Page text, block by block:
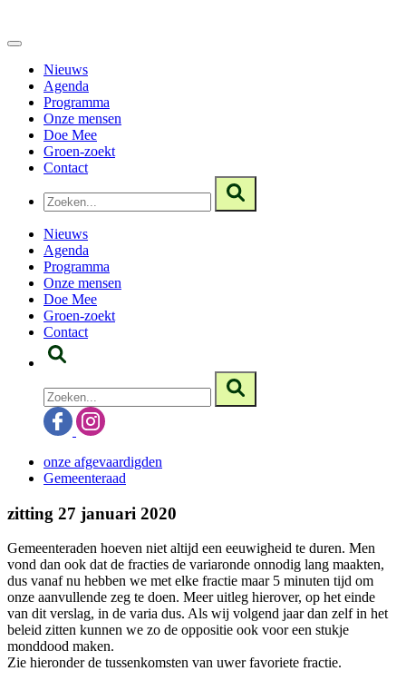
Nieuws
Agenda
Programma
Onze mensen
Doe Mee
Groen-zoekt
Contact
Nieuws
Agenda
Programma
Onze mensen
Doe Mee
Groen-zoekt
Contact
onze afgevaardigden
Gemeenteraad
zitting 27 januari 2020
Gemeenteraden hoeven niet altijd een eeuwigheid te duren. Men
vond dan ook dat de fracties de variaronde onnodig lang maakten,
dus vanaf nu hebben we met elke fractie maar 5 minuten tijd om
onze aanvullende zeg te doen. Meer uitleg hierover, op het einde
van dit verslag, in de varia dus. Als wij volgend jaar dan zelf in het
beleid zitten kunnen we zo de oppositie ook voor een stukje
monddood maken.
Zie hieronder de tussenkomsten van uwer favoriete fractie.